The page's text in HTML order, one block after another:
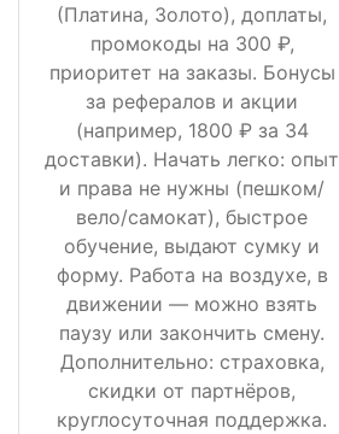
(Платина, Золото), доплаты,
промокоды на 300 ₽,
приоритет на заказы. Бонусы
за рефералов и акции
(например, 1800 ₽ за 34
доставки). Начать легко: опыт
и права не нужны (пешком/
вело/самокат), быстрое
обучение, выдают сумку и
форму. Работа на воздухе, в
движении — можно взять
паузу или закончить смену.
Дополнительно: страховка,
скидки от партнёров,
круглосуточная поддержка.